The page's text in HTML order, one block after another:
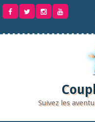
Aller
Suivez les